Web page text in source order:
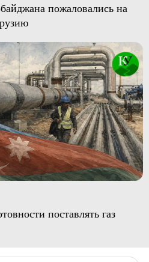
пожаловались на
поставлять газ